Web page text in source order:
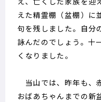
えた精霊棚（盆棚）に
句を残しました。自分
詠んだのでしょう。十
くなりました。
当山では、昨年も、
おばあちゃんまでの新